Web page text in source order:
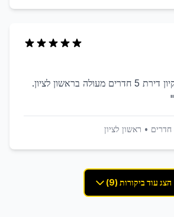
מקבלים שירות ניקיון דירת 5 חדרים מעולה בראשון לציון.
"
• ראשון לציון
הצג עוד ביקורות (9)